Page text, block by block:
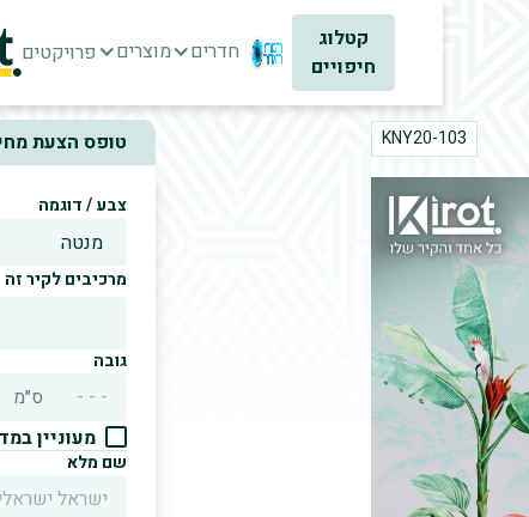
פרויקטים מוצרים חדרים
קטלוג
חיפויים
KNY20-103 טופס הצעת
צבע / דוגמה
מרכיבים לקיר זה
גובה
ס״מ
מעוניין
שם מלא